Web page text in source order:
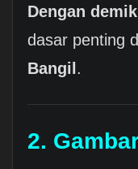
Dengan
dasar penting
Bangil .
2.